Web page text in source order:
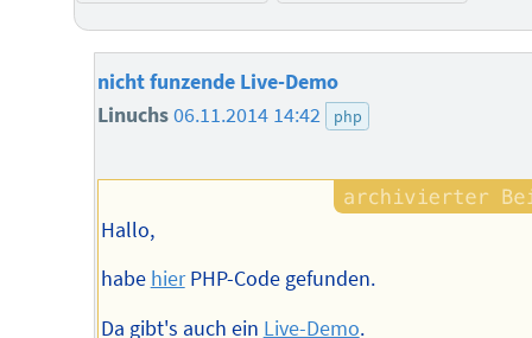
nicht funzende Live-Demo
Linuchs06.11.2014 14:42 php
Hallo,
habe hierPHP-Code gefunden.
Da gibt's auch ein Live-Demo.